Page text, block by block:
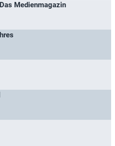
Medienmagazin